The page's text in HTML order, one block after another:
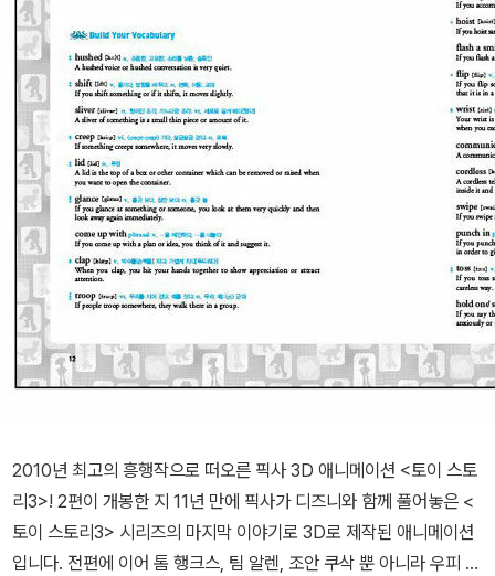
2010년 최고의 흥행작으로 떠오른 픽사 3D 애니메이션 <토이 스토
리3>! 2편이 개봉한 지 11년 만에 픽사가 디즈니와 함께 풀어놓은 <
토이 스토리3> 시리즈의 마지막 이야기로 3D로 제작된 애니메이션
입니다. 전편에 이어 톰 행크스, 팀 알렌, 조안 쿠삭 뿐 아니라 우피 골